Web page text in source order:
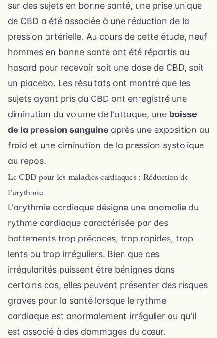
sur des sujets en bonne santé, une prise unique
de CBD a été associée à une réduction de la
pression artérielle. Au cours de cette étude, neuf
hommes en bonne santé ont été répartis au
hasard pour recevoir soit une dose de CBD, soit
un placebo. Les résultats ont montré que les
sujets ayant pris du CBD ont enregistré une
diminution du volume de l'attaque, une baisse
de la pression sanguine après une exposition au
froid et une diminution de la pression systolique
au repos.
Le CBD pour les maladies cardiaques : Réduction de
l’arythmie
L'arythmie cardiaque désigne une anomalie du
rythme cardiaque caractérisée par des
battements trop précoces, trop rapides, trop
lents ou trop irréguliers. Bien que ces
irrégularités puissent être bénignes dans
certains cas, elles peuvent présenter des risques
graves pour la santé lorsque le rythme
cardiaque est anormalement irrégulier ou qu'il
est associé à des dommages du cœur.